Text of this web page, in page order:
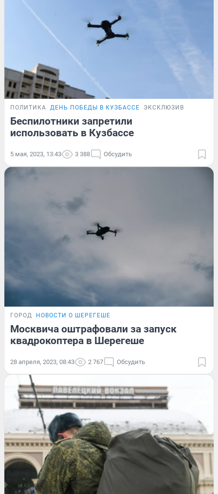
ПОЛИТИКА ДЕНЬ ПОБЕДЫ В КУЗБАССЕ ЭКСКЛЮЗИВ
Беспилотники запретили
использовать в Кузбассе
5 мая, 2023, 13:43 3 388 Обсудить
ГОРОД НОВОСТИ О ШЕРЕГЕШЕ
Москвича оштрафовали за запуск
квадрокоптера в Шерегеше
28 апреля, 2023, 08:43 2 767 Обсудить